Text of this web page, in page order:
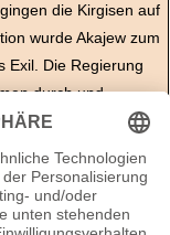
die Kirgisen auf
wurde Akajew zum
Exil. Die Regierung
durch und
immer wieder
neue Verfassung
Demokratie